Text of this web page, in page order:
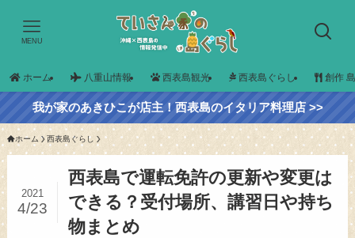
MENU
ホーム 八重山情報 西表島観光 西表島ぐらし 創作
我が家のあきひこが店主！西表島のイタリア料理店 >>
ホーム 西表島ぐらし
西表島で運転免許の更新や変更は
できる？受付場所、講習日や持ち
物まとめ
2021
4/23